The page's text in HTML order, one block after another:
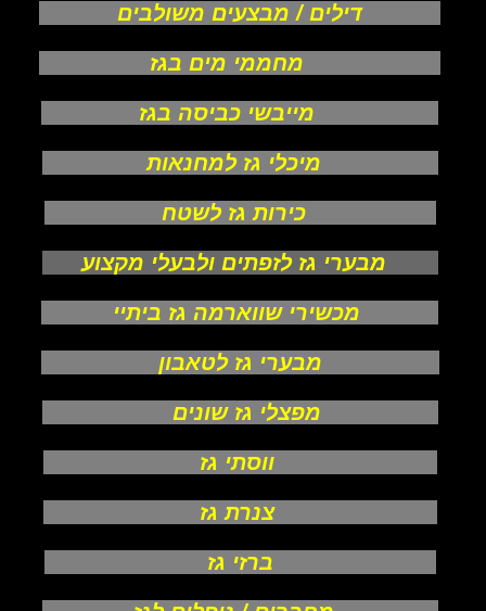
דילים / מבצעים משולבים
מחממי מים בגז
מייבשי כביסה בגז
מיכלי גז למחנאות
כירות גז לשטח
מבערי גז לזפתים ולבעלי מקצוע
מכשירי שווארמה גז ביתיי
מבערי גז לטאבון
מפצלי גז שונים
ווסתי גז
צנרת גז
ברזי גז